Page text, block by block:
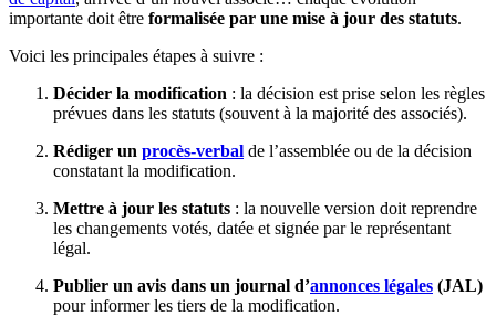
importante doit être formalisée par une mise à jour des statuts.
Voici les principales étapes à suivre :
Décider la modification : la décision est prise selon les règles
prévues dans les statuts (souvent à la majorité des associés).
Rédiger un procès-verbal de l’assemblée ou de la décision
constatant la modification.
Mettre à jour les statuts : la nouvelle version doit reprendre
les changements votés, datée et signée par le représentant
légal.
Publier un avis dans un journal d’annonces légales (JAL)
pour informer les tiers de la modification.